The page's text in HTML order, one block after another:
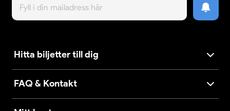
Hitta biljetter till dig
FAQ & Kontakt